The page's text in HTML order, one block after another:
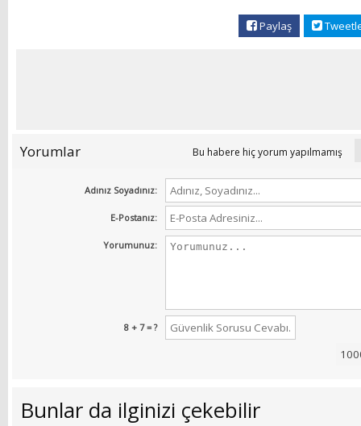
Paylaş
Yorumlar Bu habere hiç yorum yapılmamış
Adınız Soyadınız:
E-Postanız:
Yorumunuz:
8 + 7 = ?
Bunlar da ilginizi çekebilir